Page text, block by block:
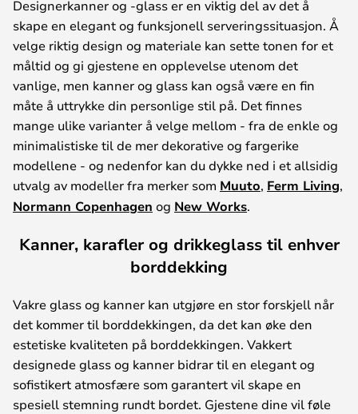
Designerkanner og -glass er en viktig del av det å
skape en elegant og funksjonell serveringssituasjon. Å
velge riktig design og materiale kan sette tonen for et
måltid og gi gjestene en opplevelse utenom det
vanlige, men kanner og glass kan også være en fin
måte å uttrykke din personlige stil på. Det finnes
mange ulike varianter å velge mellom - fra de enkle og
minimalistiske til de mer dekorative og fargerike
modellene - og nedenfor kan du dykke ned i et allsidig
utvalg av modeller fra merker som Muuto, Ferm Living,
Normann Copenhagen og New Works.
Kanner, karafler og drikkeglass til enhver
borddekking
Vakre glass og kanner kan utgjøre en stor forskjell når
det kommer til borddekkingen, da det kan øke den
estetiske kvaliteten på borddekkingen. Vakkert
designede glass og kanner bidrar til en elegant og
sofistikert atmosfære som garantert vil skape en
spesiell stemning rundt bordet. Gjestene dine vil føle